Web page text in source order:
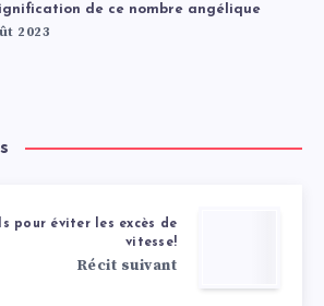
de ce nombre angélique
2023
pour éviter les excès de
vitesse!
Récit suivant